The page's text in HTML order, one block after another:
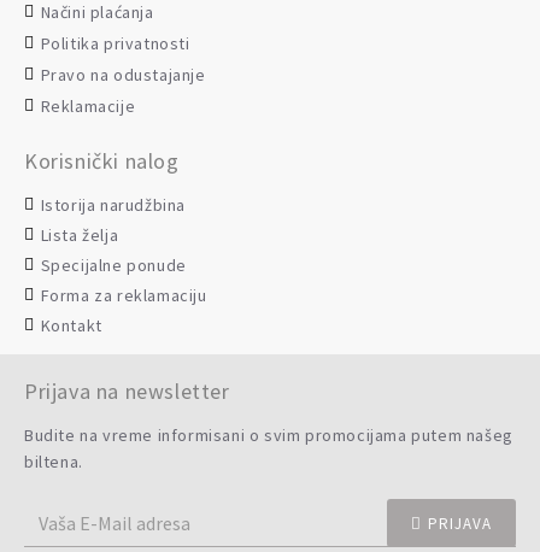
Načini plaćanja
Politika privatnosti
Pravo na odustajanje
Reklamacije
Korisnički nalog
Istorija narudžbina
Lista želja
Specijalne ponude
Forma za reklamaciju
Kontakt
Prijava na newsletter
Budite na vreme informisani o svim promocijama putem našeg
biltena.
PRIJAVA